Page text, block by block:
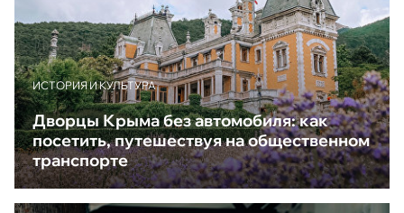
ИСТОРИЯ И КУЛЬТУРА
Дворцы Крыма без автомобиля: как
посетить, путешествуя на общественном
транспорте